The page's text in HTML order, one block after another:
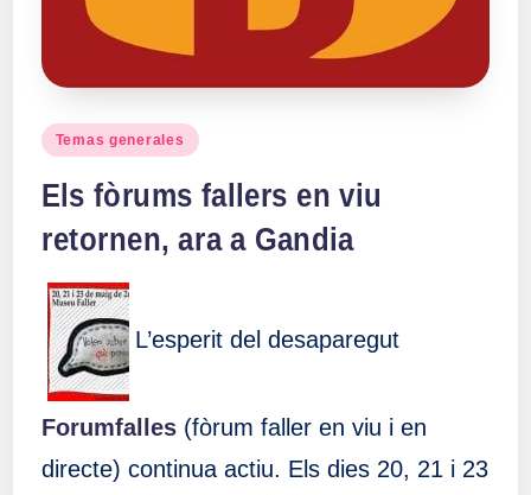
Publicado
Temas generales
Els fòrums fallers en viu
retornen, ara a Gandia
L’esperit del desaparegut
Forumfalles(fòrum faller en viu i en
directe) continua actiu. Els dies 20, 21 i 23